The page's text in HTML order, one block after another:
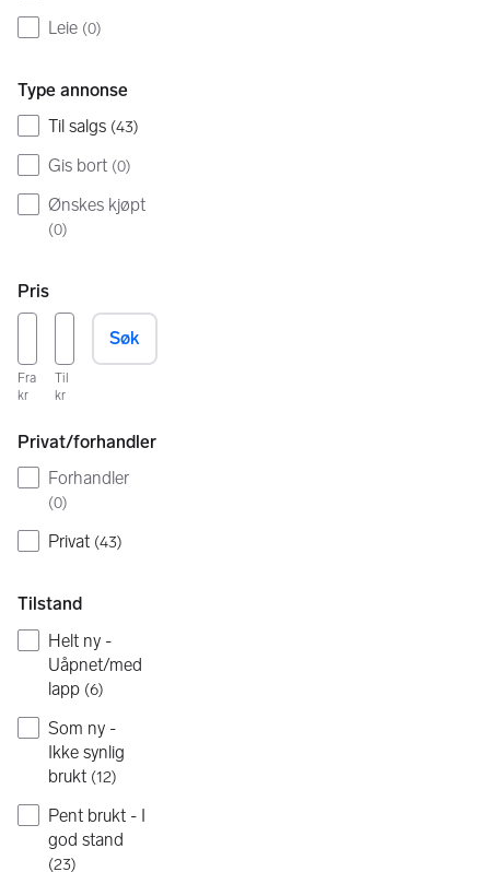
Leie (0)
Type annonse
Til salgs (43)
Gis bort (0)
Ønskes kjøpt
(0)
Pris
Fra
kr
Til
kr
Søk
Privat/forhandler
Forhandler
(0)
Privat (43)
Tilstand
Helt ny -
Uåpnet/med
lapp (6)
Som ny -
Ikke synlig
brukt (12)
Pent brukt - I
god stand
(23)